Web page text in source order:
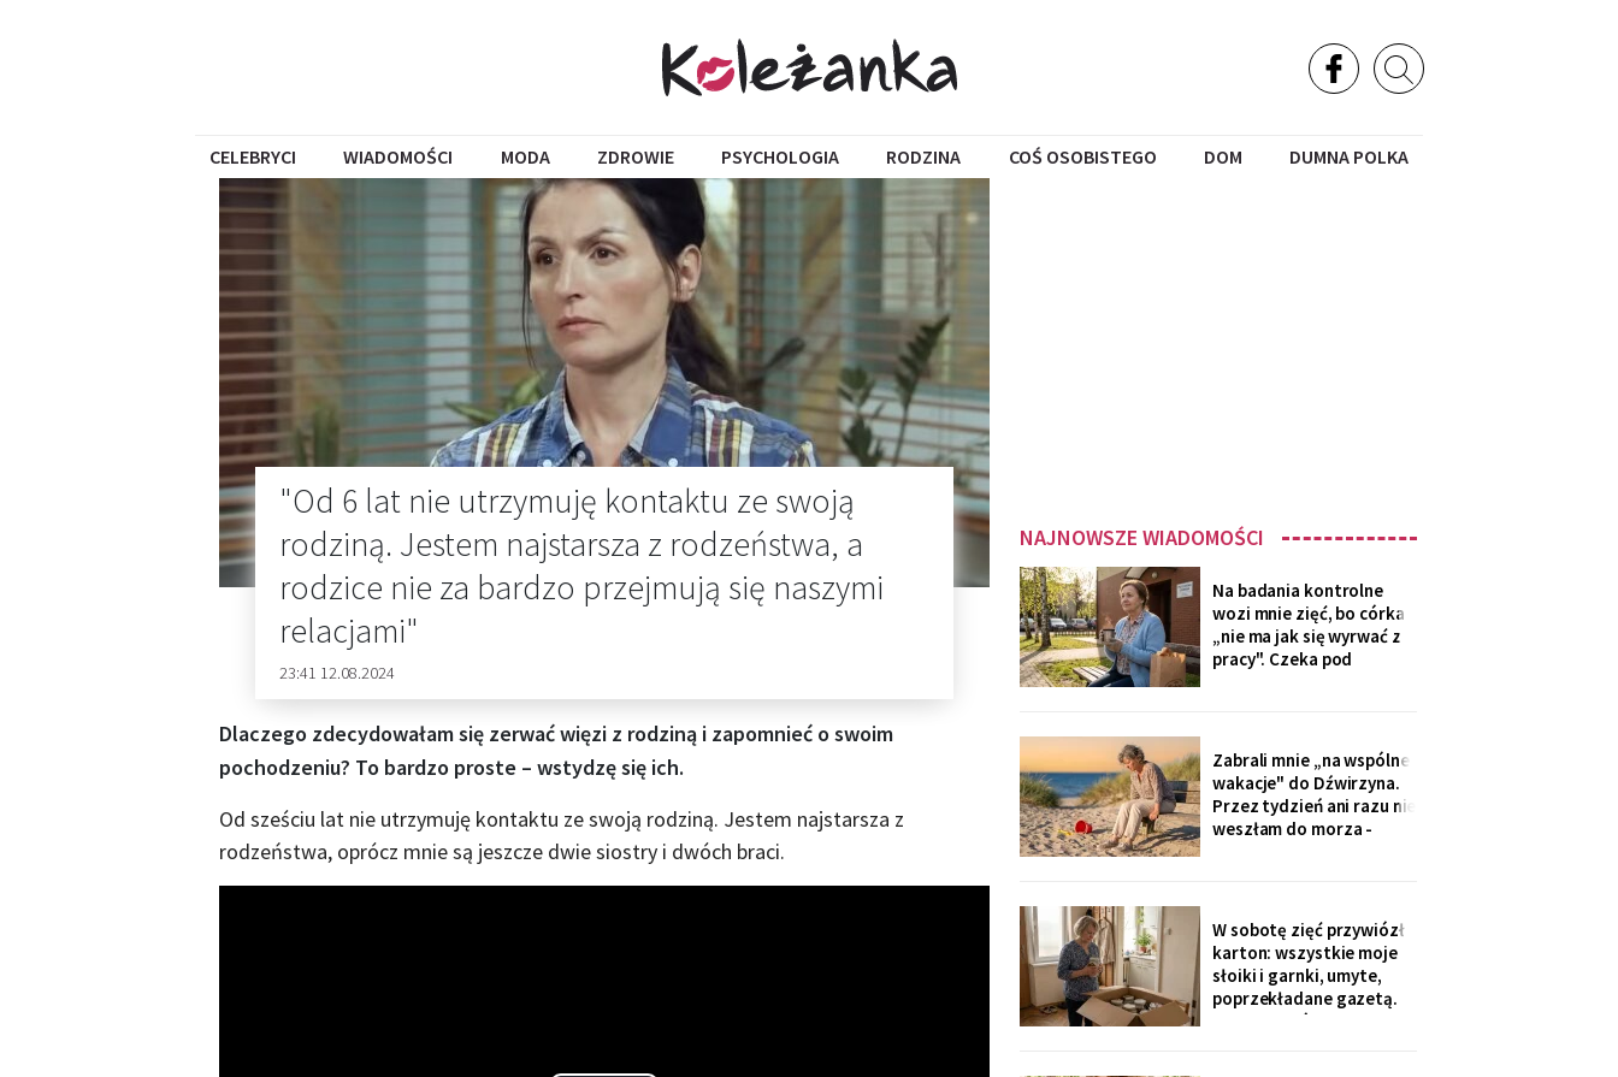
CELEBRYCI WIADOMOŚCI MODA ZDROWIE PSYCHOLOGIA RODZINA COŚ OSOBISTEGO DOM DUMNA POLKA
"Od 6 lat nie utrzymuję kontaktu ze swoją
rodziną. Jestem najstarsza z rodzeństwa, a
rodzice nie za bardzo przejmują się naszymi
relacjami"
23:41 12.08.2024
Dlaczego zdecydowałam się zerwać więzi z rodziną i zapomnieć o swoim
pochodzeniu? To bardzo proste – wstydzę się ich.
Od sześciu lat nie utrzymuję kontaktu ze swoją rodziną. Jestem najstarsza z
rodzeństwa, oprócz mnie są jeszcze dwie siostry i dwóch braci.
NAJNOWSZE WIADOMOŚCI
Na badania kontrolne
wozi mnie zięć, bo córka
„nie ma jak się wyrwać z
pracy". Czeka pod
powiedział cicho: „niech
się mama na nią nie
gniewa. Ona zapomina, że
mama nie będzie
Zabrali mnie „na wspólne
wakacje" do Dźwirzyna.
Przez tydzień ani razu nie
weszłam do morza -
powrotnej syn zapytał: „i
jak, mamo, odpoczęłaś?".
Piasek przywiozłam tylko
w butach, z placu
W sobotę zięć przywiózł
karton: wszystkie moje
słoiki i garnki, umyte,
poprzekładane gazetą.
„Synowa mówi, że już nie